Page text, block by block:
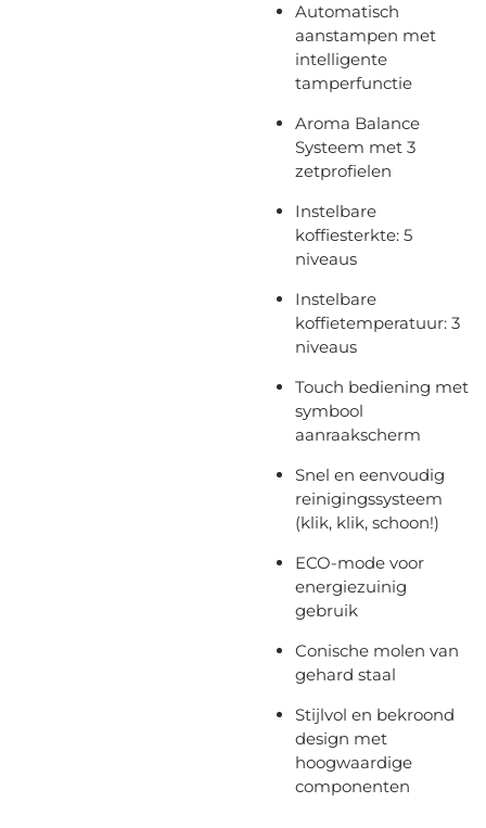
Automatisch
aanstampen met
intelligente
tamperfunctie
Aroma Balance
Systeem met 3
zetprofielen
Instelbare
koffiesterkte: 5
niveaus
Instelbare
koffietemperatuur: 3
niveaus
Touch bediening met
symbool
aanraakscherm
Snel en eenvoudig
reinigingssysteem
(klik, klik, schoon!)
ECO-mode voor
energiezuinig
gebruik
Conische molen van
gehard staal
Stijlvol en bekroond
design met
hoogwaardige
componenten